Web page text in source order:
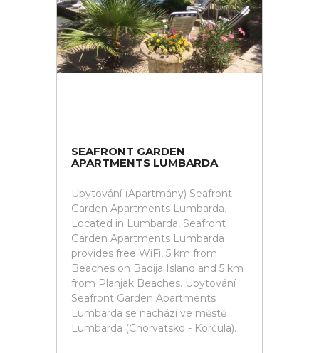
SEAFRONT GARDEN
APARTMENTS LUMBARDA
Ubytování (Apartmány) Seafront
Garden Apartments Lumbarda.
Located in Lumbarda, Seafront
Garden Apartments Lumbarda
provides free WiFi, 5 km from
Beaches on Badija Island and 5 km
from Planjak Beaches. Ubytování
Seafront Garden Apartments
Lumbarda se nachází ve městě
Lumbarda (Chorvatsko - Korčula).